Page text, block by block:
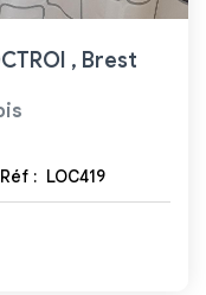
, Brest
Réf : LOC419